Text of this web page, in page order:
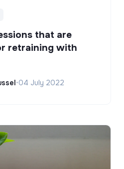
that are
retraining with
•04 July 2022